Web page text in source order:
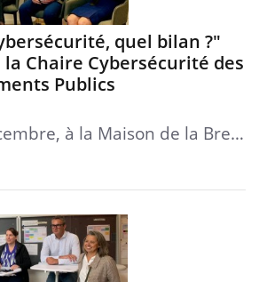
quel bilan ?"
Chaire Cybersécurité des
Publics
à la Maison de la Bre…